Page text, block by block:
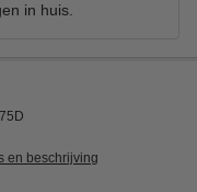
in huis.
75D
en beschrijving